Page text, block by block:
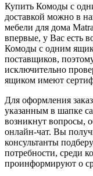
Купить Комоды с
доставкой можно в
мебели для дома
впервые, у Вас есть
Комоды с одним
поставщиков,
исключительно
ящиком имеют
Для оформления
указанным в шапке
возникнут вопросы,
онлайн-чат. Вы
консультанты
потребности, среди
проинформируют о